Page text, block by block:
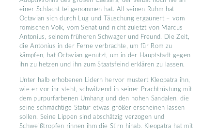
einer Schlacht teilgenommen hat. All seinen Ruhm hat
Octavian sich durch Lug und Täuschung ergaunert – vom
römischen Volk, vom Senat und nicht zuletzt von Marcus
Antonius, seinem früheren Schwager und Freund. Die Zeit,
die Antonius in der Ferne verbrachte, um für Rom zu
kämpfen, hat Octavian genutzt, um in der Hauptstadt gegen
ihn zu hetzen und ihn zum Staatsfeind erklären zu lassen.
Unter halb erhobenen Lidern hervor mustert Kleopatra ihn,
wie er vor ihr steht, schwitzend in seiner Prachtrüstung mit
dem purpurfarbenen Umhang und den hohen Sandalen, die
seine schmächtige Statur etwas größer erscheinen lassen
sollen. Seine Lippen sind abschätzig verzogen und
Schweißtropfen rinnen ihm die Stirn hinab. Kleopatra hat mit